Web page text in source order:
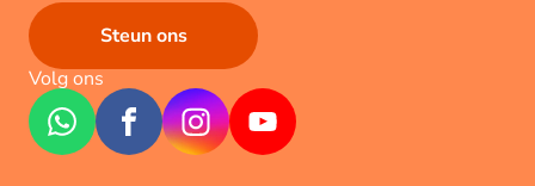
Steun ons
Volg ons